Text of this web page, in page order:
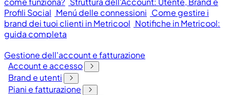
Profili Social Menú delle connessioni Come gestire i
brand dei tuoi clienti in Metricool Notifiche in Metricool:
guida completa
Gestione dell'account e fatturazione
Account e accesso
Brand e utenti
Piani e fatturazione